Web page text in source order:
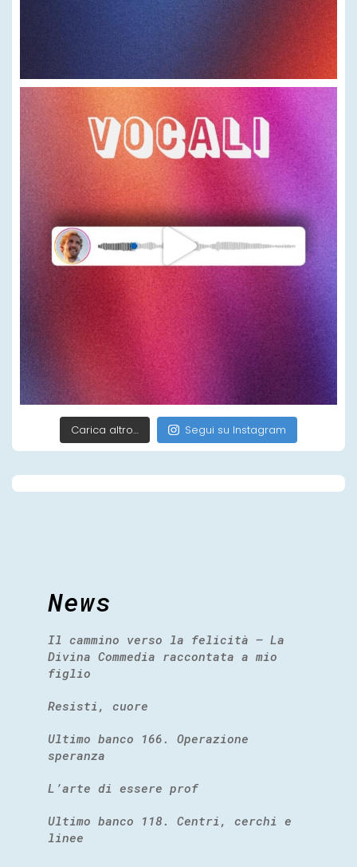
Carica altro… Segui su Instagram
News
Il cammino verso la felicità – La
Divina Commedia raccontata a mio
figlio
Resisti, cuore
Ultimo banco 166. Operazione
speranza
L’arte di essere prof
Ultimo banco 118. Centri, cerchi e
linee